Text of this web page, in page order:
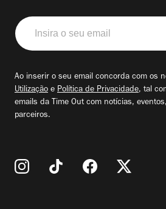
Insira
o
seu
Ao inserir o seu email concorda com os
Utilização e Política de Privacidade, tal
emails da Time Out com notícias,
parceiros.